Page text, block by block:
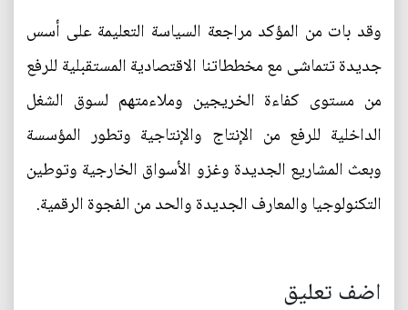
وقد بات من المؤكد مراجعة السياسة التعليمة على أسس
جديدة تتماشى مع مخططاتنا الاقتصادية المستقبلية للرفع
من مستوى كفاءة الخريجين وملاءمتهم لسوق الشغل
الداخلية للرفع من الإنتاج والإنتاجية وتطور المؤسسة
وبعث المشاريع الجديدة وغزو الأسواق الخارجية وتوطين
التكنولوجيا والمعارف الجديدة والحد من الفجوة الرقمية.
اضف تعليق